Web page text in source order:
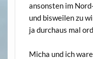
ansonsten im
und bisweilen zu
ja durchaus mal
Micha und ich